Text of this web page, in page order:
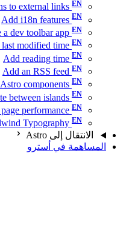
to external links
Add i18n features
a dev toolbar app
modified time
Add reading time
Add an RSS feed
components
between islands
performance
Typography
الانتقال إلى Astro
المساهمة في أسترو